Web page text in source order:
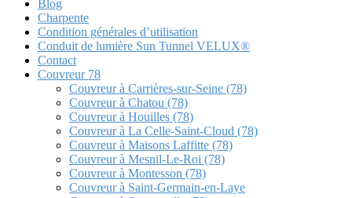
Blog
Charpente
Condition générales d’utilisation
Conduit de lumière Sun Tunnel VELUX®
Contact
Couvreur 78
Couvreur à Carrières-sur-Seine (78)
Couvreur à Chatou (78)
Couvreur à Houilles (78)
Couvreur à La Celle-Saint-Cloud (78)
Couvreur à Maisons Laffitte (78)
Couvreur à Mesnil-Le-Roi (78)
Couvreur à Montesson (78)
Couvreur à Saint-Germain-en-Laye